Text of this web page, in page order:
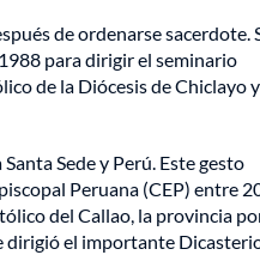
de ordenarse sacerdote.
para dirigir el seminario
de la Diócesis de Chiclayo y
Sede y Perú. Este gesto
Peruana (CEP) entre
del Callao, la provincia
dirigió el importante